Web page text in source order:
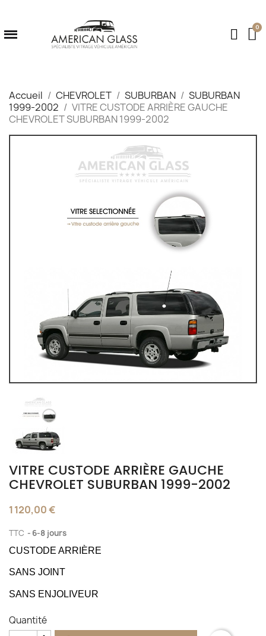
Accueil CHEVROLET SUBURBAN
SUBURBAN
1999-2002
VITRE CUSTODE ARRIÈRE GAUCHE
CHEVROLET SUBURBAN 1999-2002
VITRE CUSTODE ARRIÈRE GAUCHE
CHEVROLET SUBURBAN 1999-2002
1 120,00 €
TTC 6-8 jours
CUSTODE ARRIÈRE
SANS JOINT
SANS ENJOLIVEUR
Quantité